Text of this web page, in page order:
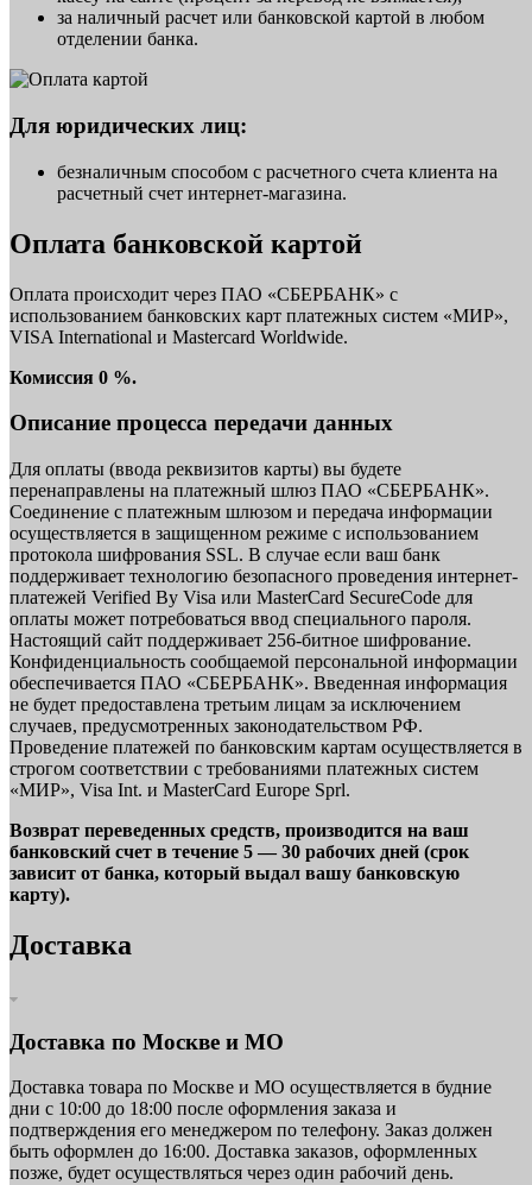
за наличный расчет или банковской картой в любом
отделении банка.
Для юридических лиц:
безналичным способом с расчетного счета клиента на
расчетный счет интернет-магазина.
Оплата банковской картой
Оплата происходит через ПАО «СБЕРБАНК» с
использованием банковских карт платежных систем «МИР»,
VISA International и Mastercard Worldwide.
Комиссия 0 %.
Описание процесса передачи данных
Для оплаты (ввода реквизитов карты) вы будете
перенаправлены на платежный шлюз ПАО «СБЕРБАНК».
Соединение с платежным шлюзом и передача информации
осуществляется в защищенном режиме с использованием
протокола шифрования SSL. В случае если ваш банк
поддерживает технологию безопасного проведения интернет-
платежей Verified By Visa или MasterCard SecureCode для
оплаты может потребоваться ввод специального пароля.
Настоящий сайт поддерживает 256-битное шифрование.
Конфиденциальность сообщаемой персональной информации
обеспечивается ПАО «СБЕРБАНК». Введенная информация
не будет предоставлена третьим лицам за исключением
случаев, предусмотренных законодательством РФ.
Проведение платежей по банковским картам осуществляется в
строгом соответствии с требованиями платежных систем
«МИР», Visa Int. и MasterCard Europe Sprl.
Возврат переведенных средств, производится на ваш
банковский счет в течение 5 — 30 рабочих дней (срок
зависит от банка, который выдал вашу банковскую
карту).
Доставка
Доставка по Москве и МО
Доставка товара по Москве и МО осуществляется в будние
дни с 10:00 до 18:00 после оформления заказа и
подтверждения его менеджером по телефону. Заказ должен
быть оформлен до 16:00. Доставка заказов, оформленных
позже, будет осуществляться через один рабочий день.